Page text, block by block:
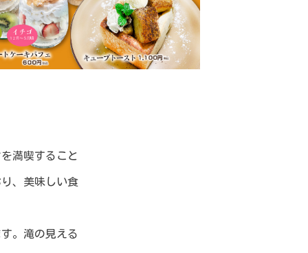
満喫すること
、美味しい食
。滝の見える